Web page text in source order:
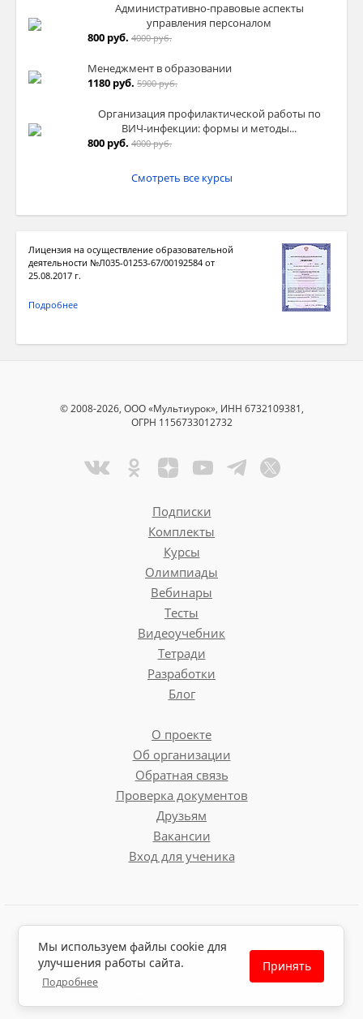
Административно-правовые аспекты
управления персоналом
800 руб. 4000 руб.
Менеджмент в образовании
1180 руб. 5900 руб.
Организация профилактической работы по
ВИЧ-инфекции: формы и методы...
800 руб. 4000 руб.
Смотреть все курсы
Лицензия на осуществление образовательной
деятельности №Л035-01253-67/00192584 от
25.08.2017 г.
Подробнее
© 2008-2026, ООО «Мультиурок», ИНН 6732109381,
ОГРН 1156733012732
Подписки
Комплекты
Курсы
Олимпиады
Вебинары
Тесты
Видеоучебник
Тетради
Разработки
Блог
О проекте
Об организации
Обратная связь
Проверка документов
Друзьям
Вакансии
Вход для ученика
Политика обработки персональных данных
Политика использования файлов cookie
Мы используем файлы cookie для
улучшения работы сайта.
Подробнее
Принять